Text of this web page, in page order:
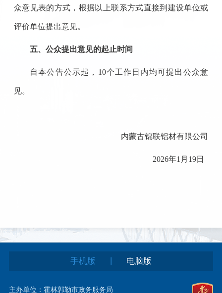
众意见表的方式，根据以上联系方式直接到建设单位或
评价单位提出意见。
五、公众提出意见的起止时间
自本公告公示起，10个工作日内均可提出公众意
见。
内蒙古锦联铝材有限公司
2026年1月19日
手机版 电脑版
主办单位：霍林郭勒市政务服务局